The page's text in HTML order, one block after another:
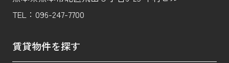
TEL： 096-247-7700
賃貸物件を探す